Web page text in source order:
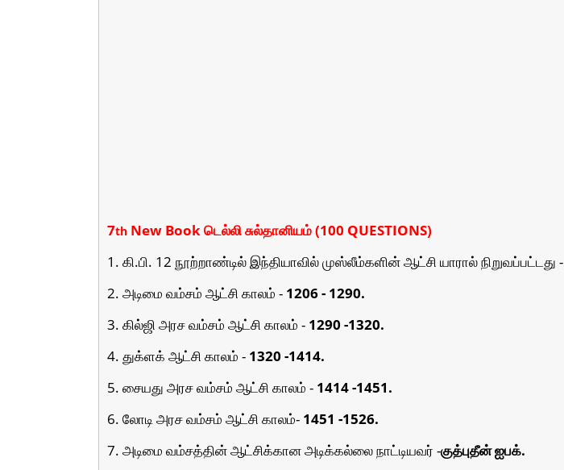
7th New Book டெல்லி சுல்தானியம் (100 QUESTIONS)
1. கி.பி. 12 நூற்றாண்டில் இந்தியாவில் முஸ்லீம்களின் ஆட்சி யாரால் நிறுவப்பட்டது -
2. அடிமை வம்சம் ஆட்சி காலம் - 1206 - 1290.
3. கில்ஜி அரச வம்சம் ஆட்சி காலம் - 1290 -1320.
4. துக்ளக் ஆட்சி காலம் - 1320 -1414.
5. சையது அரச வம்சம் ஆட்சி காலம் - 1414 -1451.
6. லோடி அரச வம்சம் ஆட்சி காலம்- 1451 -1526.
7. அடிமை வம்சத்தின் ஆட்சிக்கான அடிக்கல்லை நாட்டியவர் -குத்புதீன் ஐபக்.